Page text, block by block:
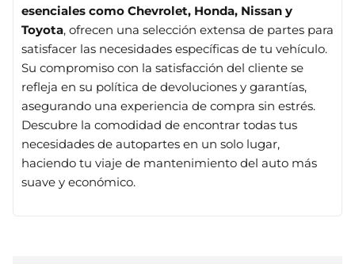
esenciales como Chevrolet, Honda, Nissan y
Toyota, ofrecen una selección extensa de partes para
satisfacer las necesidades específicas de tu vehículo.
Su compromiso con la satisfacción del cliente se
refleja en su política de devoluciones y garantías,
asegurando una experiencia de compra sin estrés.
Descubre la comodidad de encontrar todas tus
necesidades de autopartes en un solo lugar,
haciendo tu viaje de mantenimiento del auto más
suave y económico.